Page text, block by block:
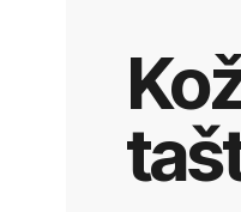
Kožená